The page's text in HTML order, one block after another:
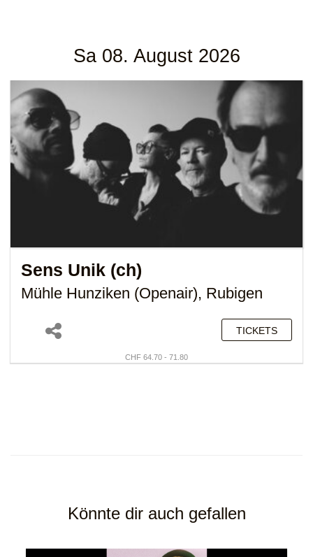
Sa 08. August 2026
Sens Unik (ch)
Mühle Hunziken (Openair), Rubigen
TICKETS
CHF 64.70 - 71.80
Könnte dir auch gefallen